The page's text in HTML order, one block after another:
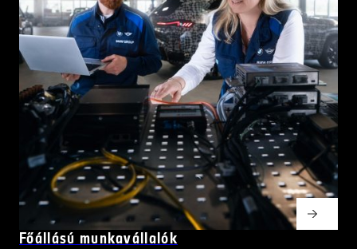
Főállású munkavállalók